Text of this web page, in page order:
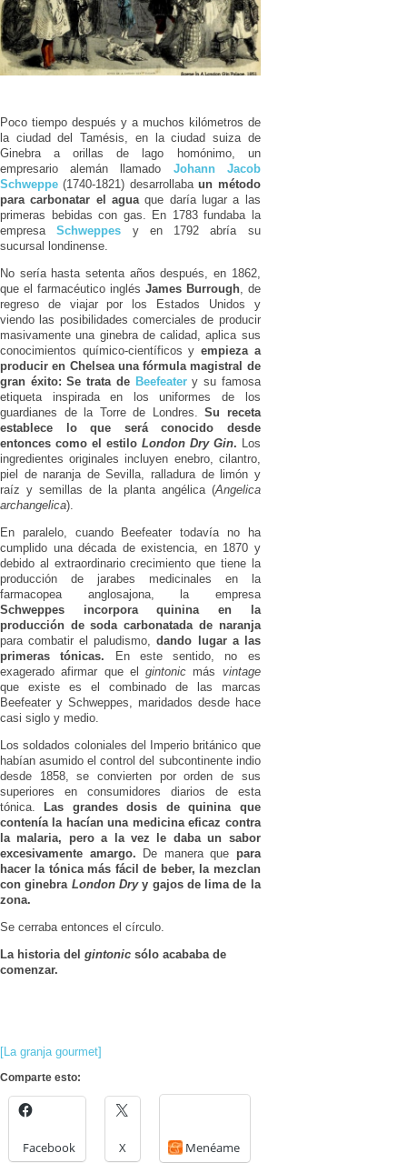
Poco tiempo después y a muchos kilómetros de
la ciudad del Tamésis, en la ciudad suiza de
Ginebra a orillas de lago homónimo, un
empresario alemán llamado Johann Jacob
Schweppe (1740-1821) desarrollabaun método
para carbonatar el agua que daría lugar a las
primeras bebidas con gas. En 1783 fundaba la
empresaSchweppes y en 1792 abría su
sucursal londinense.
No sería hasta setenta años después, en 1862,
que el farmacéutico inglés James Burrough, de
regreso de viajar por los Estados Unidos y
viendo las posibilidades comerciales de producir
masivamente una ginebra de calidad, aplica sus
conocimientos químico-científicos yempieza a
producir en Chelsea una fórmula magistral de
gran éxito: Se trata de Beefeatery su famosa
etiqueta inspirada en los uniformes de los
guardianes de la Torre de Londres.Su receta
establece lo que será conocido desde
entonces como el estilo London Dry Gin. Los
ingredientes originales incluyen enebro, cilantro,
piel de naranja de Sevilla, ralladura de limón y
raíz y semillas de la planta angélica (Angelica
archangelica).
En paralelo, cuando Beefeater todavía no ha
cumplido una década de existencia, en 1870 y
debido al extraordinario crecimiento que tiene la
producción de jarabes medicinales en la
farmacopea anglosajona, la empresa
Schweppes incorpora quinina en la
producción de soda carbonatada de naranja
para combatir el paludismo,
dando lugar a las
primeras tónicas. En este sentido, no es
exagerado afirmar que elgintonic más vintage
que existe es el combinado de las marcas
Beefeater y Schweppes, maridados desde hace
casi siglo y medio.
Los soldados coloniales del Imperio británico que
habían asumido el control del subcontinente indio
desde 1858, se convierten por orden de sus
superiores en consumidores diarios de esta
tónica.
Las grandes dosis de quinina que
contenía la hacían una medicina eficaz contra
la malaria, pero a la vez le daba un sabor
excesivamente amargo. De manera que para
hacer la tónica más fácil de beber, la mezclan
con ginebra London Dryy gajos de lima de la
zona.
Se cerraba entonces el círculo.
La historia del gintonic sólo acababa de
comenzar.
[La granja gourmet]
Comparte esto:
Facebook X Menéame